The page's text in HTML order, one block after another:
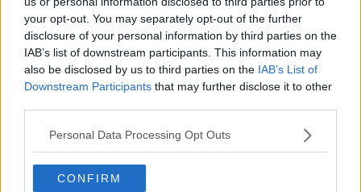
your opt-out. You may separately opt-out of the further
disclosure of your personal information by third parties on the
IAB’s list of downstream participants. This information may
also be disclosed by us to third parties on the IAB’s List of
Downstream Participants that may further disclose it to other
Personal Data Processing Opt Outs
CONFIRM
Uno di questi manifesti è stato trovato tra via Vespuccie
Puccini
, ma ce ne sono anche altri.